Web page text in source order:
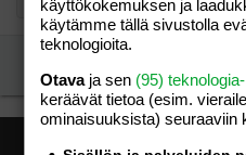
käyttökokemuksen ja
käytämme tällä sivustolla
teknologioita.
Otavaja sen (95)
keräävät tietoa (esim.
ominaisuuk­sista) seuraaviin